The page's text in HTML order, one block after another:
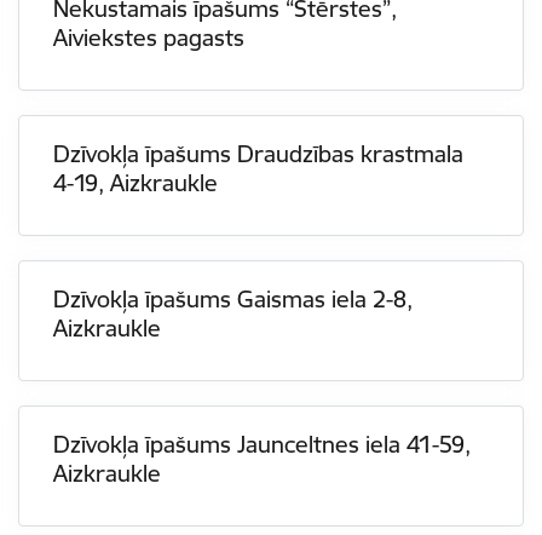
Nekustamais īpašums “Stērstes”,
Aiviekstes pagasts
Dzīvokļa īpašums Draudzības krastmala
4-19, Aizkraukle
Dzīvokļa īpašums Gaismas iela 2-8,
Aizkraukle
Dzīvokļa īpašums Jaunceltnes iela 41-59,
Aizkraukle